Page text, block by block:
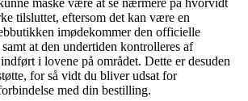
tilsluttet, eftersom det kan være en
imødekommer den officielle
at den undertiden kontrolleres af
i lovene på området. Dette er desuden
for så vidt du bliver udsat for
med din bestilling.